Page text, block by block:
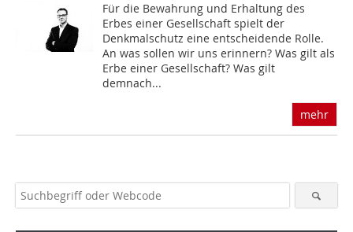
Für die Bewahrung und Erhaltung des
Erbes einer Gesellschaft spielt der
Denkmalschutz eine entscheidende Rolle.
An was sollen wir uns erinnern? Was gilt als
Erbe einer Gesellschaft? Was gilt
demnach...
mehr